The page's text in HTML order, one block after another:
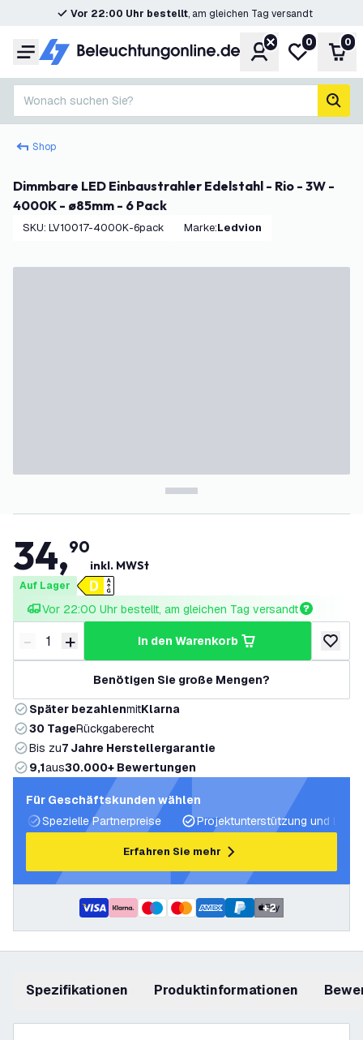
Vor 22:00 Uhr bestellt, am gleichen Tag versandt
Menü KontoMeine
0 0
Wonach suchen Sie?
Shop
Dimmbare LED Einbaustrahler Edelstahl - Rio - 3W -
4000K - ø85mm - 6 Pack
SKU: LV10017-4000K-6pack Marke: Ledvion
34,90
inkl. MWSt
Auf Lager
Vor 22:00 Uhr bestellt, am gleichen Tag versandt
Menge verringern
- Menge erhöhen
+ in den Warenkorb
zur
Benötigen Sie große Mengen?
Später bezahlenmitKlarna
30 TageRückgaberecht
Bis zu7 Jahre Herstellergarantie
9,1aus30.000+ Bewertungen
Für Geschäftskunden wählen
Spezielle Partnerpreise
Projektunterstützung und
Erfahren Sie mehr
+2
Spezifikationen Produktinformationen